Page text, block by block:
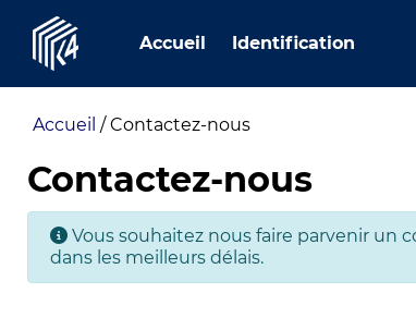
Accueil Identification
Accueil /Contactez-nous
Contactez-nous
Vous souhaitez nous faire parvenir un
dans les meilleurs délais.